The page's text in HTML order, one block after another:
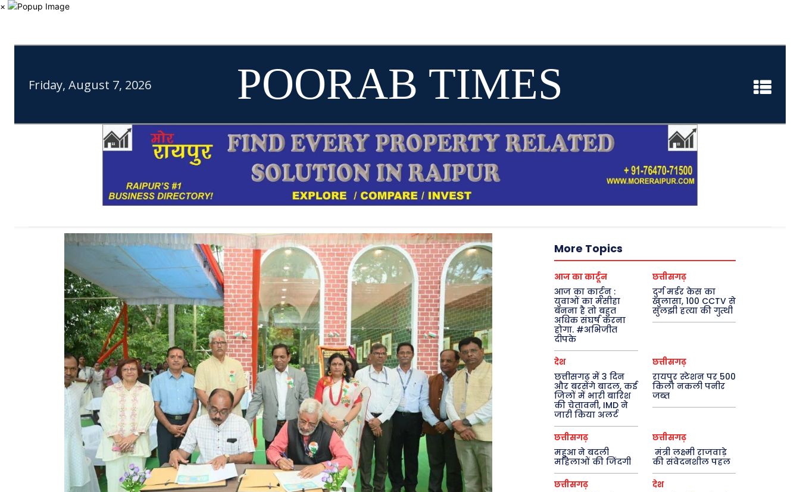
×
Friday, August 7, 2026 POORAB TIMES
More Topics
आज का कार्टून
आज का कार्टून :
युवाओं का मसीहा
बनना है तो बहुत
अधिक संघर्ष करना
होगा. #अभिजीत
दीपके
छत्तीसगढ़
दुर्ग मर्डर केस का
खुलासा, 100 CCTV से
सुलझी हत्या की गुत्थी
देश
छत्तीसगढ़ में 3 दिन
और बरसेंगे बादल, कई
जिलों में भारी बारिश
की चेतावनी, IMD ने
जारी किया अलर्ट
छत्तीसगढ़
रायपुर स्टेशन पर 500
किलो नकली पनीर
जब्त
छत्तीसगढ़
महुआ ने बदली
महिलाओं की जिंदगी
छत्तीसगढ़
मंत्री लक्ष्मी राजवाड़े
की संवेदनशील पहल
छत्तीसगढ़ देश